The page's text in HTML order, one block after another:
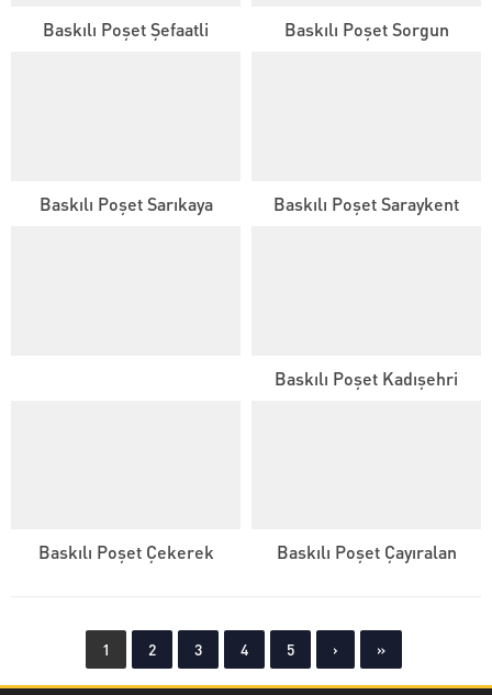
Baskılı Poşet Şefaatli Baskılı Poşet Sorgun
Baskılı Poşet Sarıkaya Baskılı Poşet Saraykent
Baskılı Poşet Kadışehri
Baskılı Poşet Çekerek Baskılı Poşet Çayıralan
1 2 3 4 5 › »